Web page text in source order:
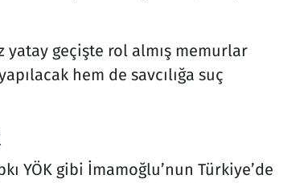
geçişte rol almış memurlar
hem de savcılığa suç
YÖK gibi İmamoğlu’nun Türkiye’de